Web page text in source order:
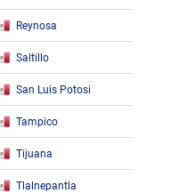
Reynosa
Saltillo
San Luis Potosi
Tampico
Tijuana
Tlalnepantla